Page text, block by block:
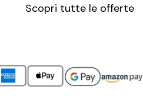
Scopri tutte le offerte